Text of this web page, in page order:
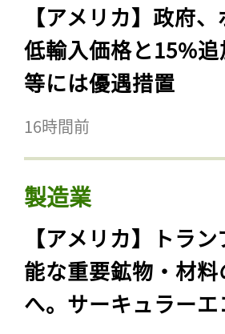
【アメリカ】政府
低輸入価格と15%
等には優遇措置
16時間前
製造業
【アメリカ】トラ
能な重要鉱物・材
へ。サーキュラーエ